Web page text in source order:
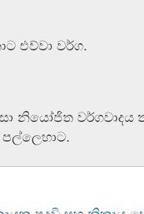
එව්වා වර්ග.
නියෝජිත
පල්ලෙහාට.